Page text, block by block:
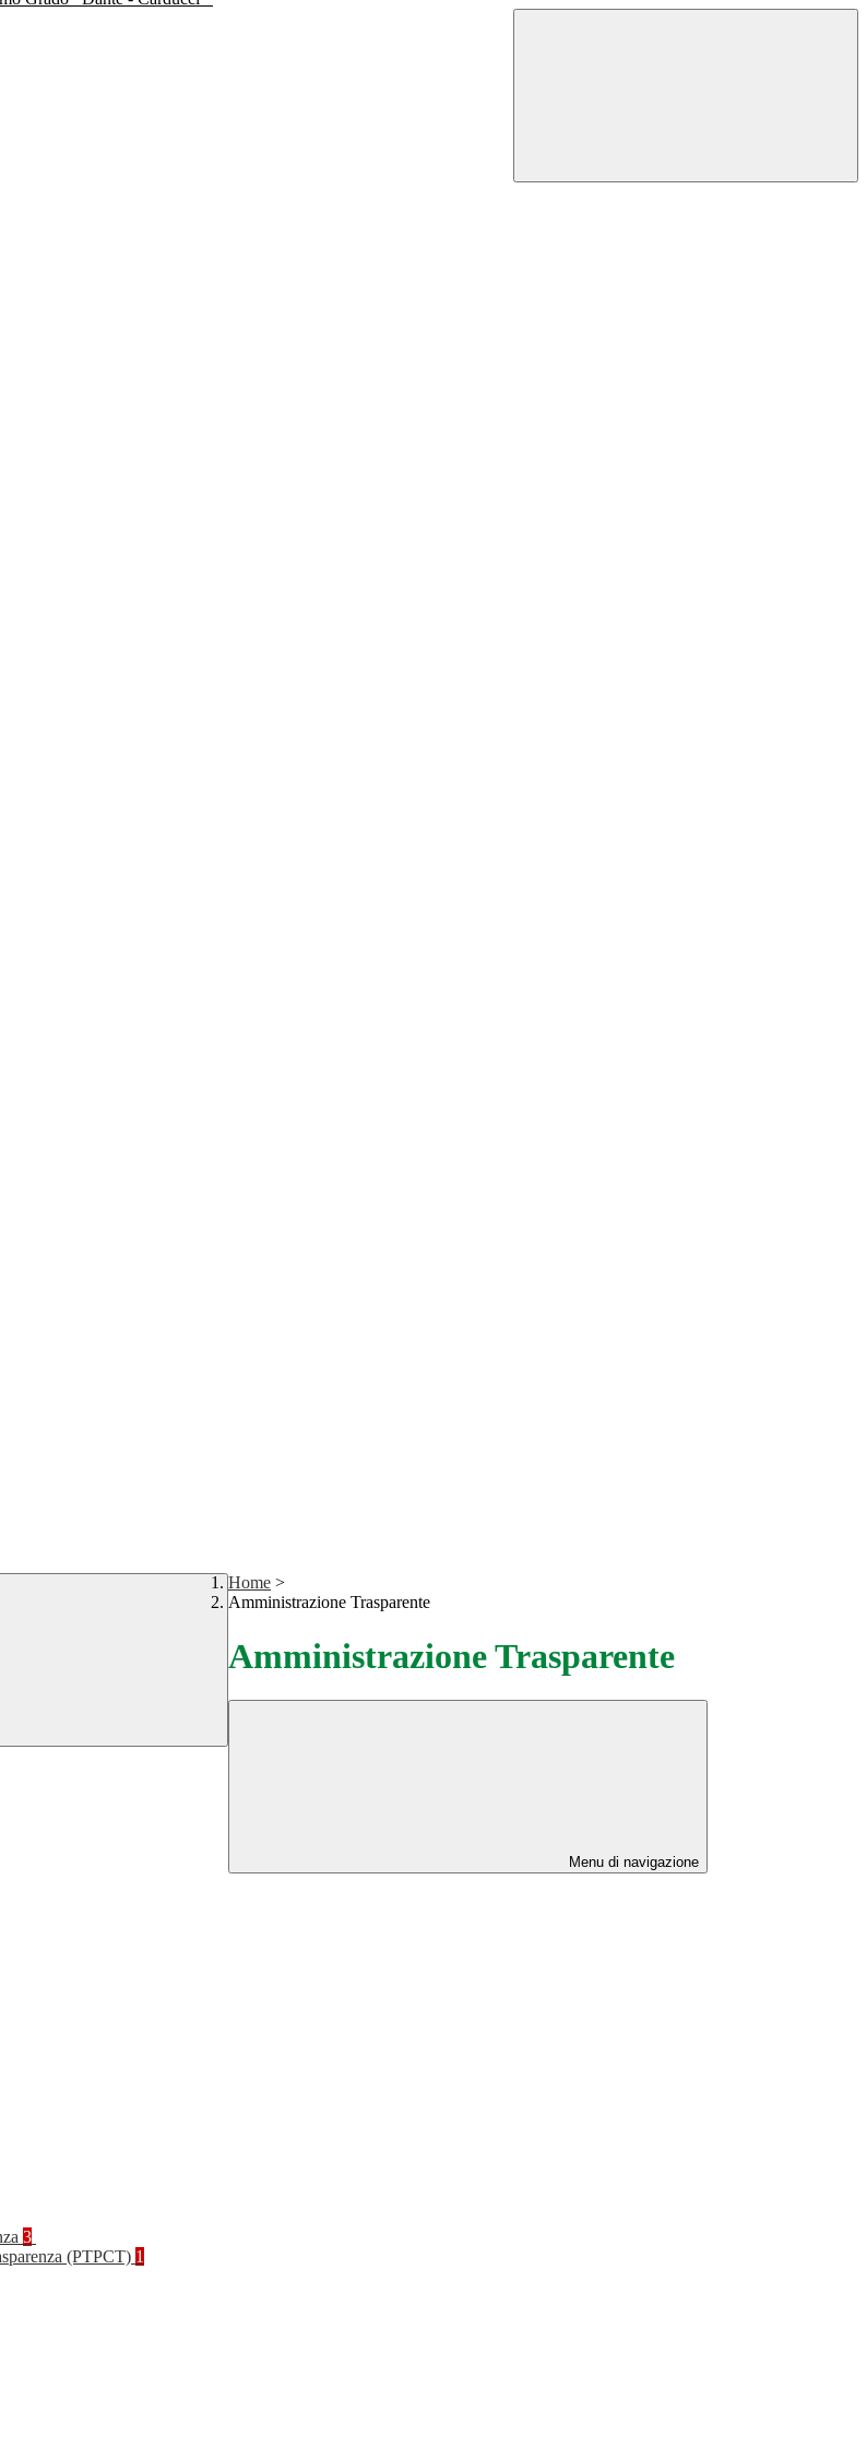
Home >
Amministrazione Trasparente
Amministrazione Trasparente
Menu di navigazione
3
(PTPCT) 1